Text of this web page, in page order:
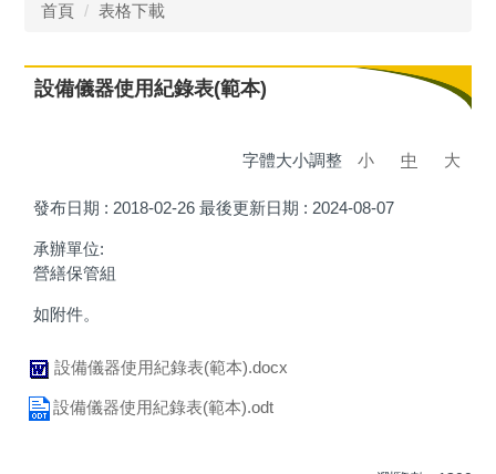
首頁 表格下載
設備儀器使用紀錄表(範本)
字體大小調整 小 中 大
發布日期 : 2018-02-26 最後更新日期 : 2024-08-07
承辦單位:
營繕保管組
如附件。
設備儀器使用紀錄表(範本).docx
設備儀器使用紀錄表(範本).odt